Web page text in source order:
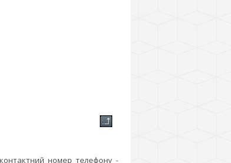
номер телефону -